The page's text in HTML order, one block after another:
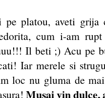
pe platou, aveti
cum i-am
Il beti ;) Acu pe
Iar merele si
loc nu gluma de
Musai vin